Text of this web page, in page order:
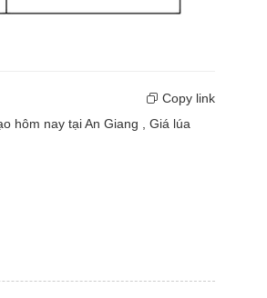
Copy link
hôm nay tại An Giang
Giá lúa